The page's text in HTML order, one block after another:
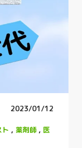
2023/01/12
ト , 薬剤師 , 医